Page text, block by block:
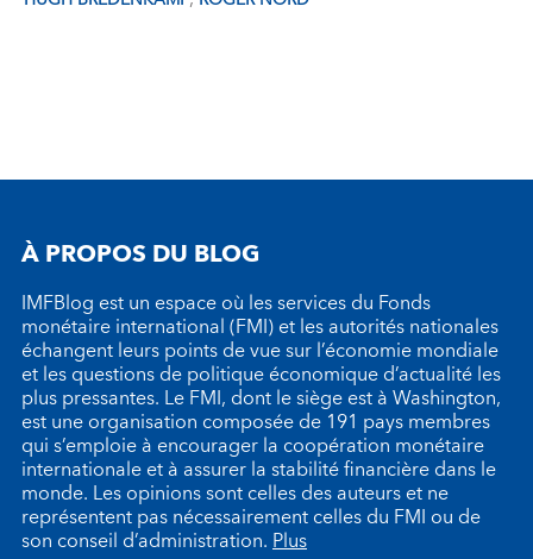
À PROPOS DU BLOG
IMFBlog est un espace où les services du Fonds
monétaire international (FMI) et les autorités nationales
échangent leurs points de vue sur l’économie mondiale
et les questions de politique économique d’actualité les
plus pressantes. Le FMI, dont le siège est à Washington,
est une organisation composée de 191 pays membres
qui s’emploie à encourager la coopération monétaire
internationale et à assurer la stabilité financière dans le
monde. Les opinions sont celles des auteurs et ne
représentent pas nécessairement celles du FMI ou de
son conseil d’administration.Plus